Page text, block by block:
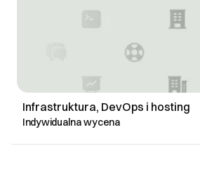
Infrastruktura, DevOps i hosting
Indywidualna wycena